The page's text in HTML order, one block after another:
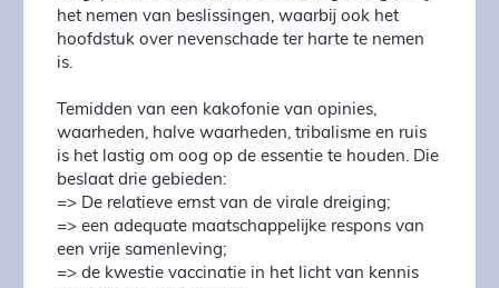
het nemen van beslissingen, waarbij ook het
hoofdstuk over nevenschade ter harte te nemen
is.
Temidden van een kakofonie van opinies,
waarheden, halve waarheden, tribalisme en ruis
is het lastig om oog op de essentie te houden. Die
beslaat drie gebieden:
=> De relatieve ernst van de virale dreiging;
=> een adequate maatschappelijke respons van
een vrije samenleving;
=> de kwestie vaccinatie in het licht van kennis